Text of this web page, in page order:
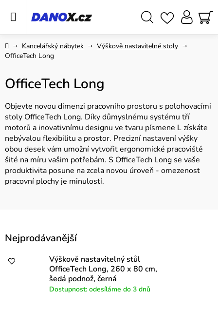
DomůKancelářský nábytek
Výškově nastavitelné stoly
OfficeTech Long
OfficeTech Long
Objevte novou dimenzi pracovního prostoru s polohovacími
stoly OfficeTech Long. Díky důmyslnému systému tří
motorů a inovativnímu designu ve tvaru písmene L získáte
nebývalou flexibilitu a prostor. Precizní nastavení výšky
obou desek vám umožní vytvořit ergonomické pracoviště
šité na míru vašim potřebám. S OfficeTech Long se vaše
produktivita posune na zcela novou úroveň - omezenost
pracovní plochy je minulostí.
Nejprodávanější
Výškově nastavitelný stůl
OfficeTech Long, 260 x 80 cm,
šedá podnož, černá
Dostupnost: odesíláme do 3 dnů
V
ý
p